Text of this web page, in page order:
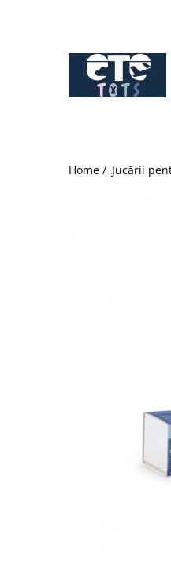
CĂRUCIOARE & SCAUNE AUTO
cărucioare YOYO
Home / Jucării